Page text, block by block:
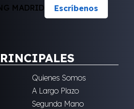
Escríbenos
Quienes Somos
A Largo Plazo
Segunda Mano